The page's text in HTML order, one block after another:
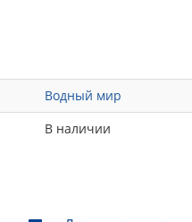
Водный мир
В наличии